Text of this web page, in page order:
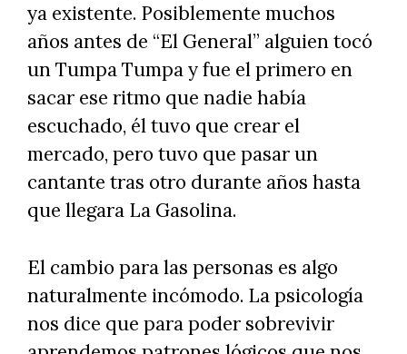
ya existente. Posiblemente muchos
años antes de “El General” alguien tocó
un Tumpa Tumpa y fue el primero en
sacar ese ritmo que nadie había
escuchado, él tuvo que crear el
mercado, pero tuvo que pasar un
cantante tras otro durante años hasta
que llegara La Gasolina.
El cambio para las personas es algo
naturalmente incómodo. La psicología
nos dice que para poder sobrevivir